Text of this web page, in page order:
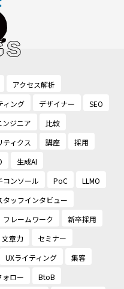
アクセス解析
ィング デザイナー
SEO
ンジニア
比較
ティクス 講座
採用
生成AI
コンソール PoC
LLMO
タッフインタビュー
フレームワーク
新卒採用
文章力
セミナー
UXライティング
集客
ォロー
BtoB